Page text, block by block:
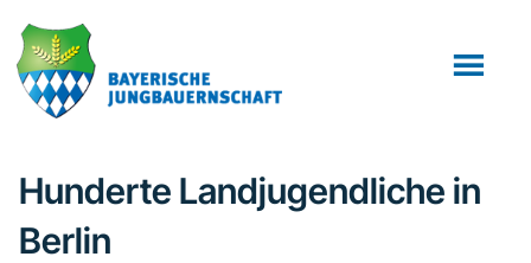
Inhalt
springen
Fußzeile
springen
Hunderte Landjugendliche in
Berlin